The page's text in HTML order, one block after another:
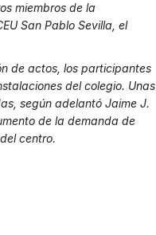
miembros de la
San Pablo Sevilla, el
de actos, los participantes
del colegio. Unas
según adelantó Jaime J.
de la demanda de
centro.